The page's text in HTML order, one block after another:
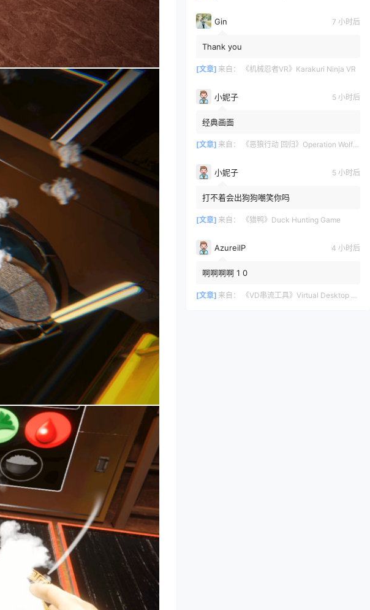
Gin 6 小时后
Thank you
[文章] 来自： 《机械忍者VR》Karakuri Ninja VR
小妮子 5 小时后
经典画面
[文章] 来自： 《恶狼行动 回归》Operation Wolf Returns: First Mission VR
小妮子 5 小时后
打不着会出狗狗嘲笑你吗
[文章] 来自： 《猎鸭》Duck Hunting Game
AzureilP 4 小时后
啊啊啊啊 1 0
[文章] 来自： 《VD串流工具》Virtual Desktop 破解版